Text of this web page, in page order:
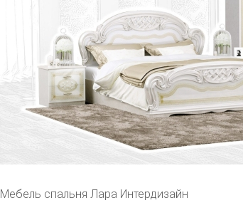
Мебель спальня Лара Интердизайн